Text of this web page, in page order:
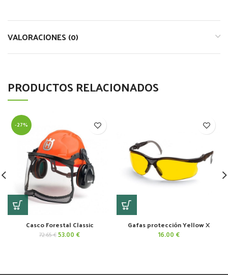
VALORACIONES (0)
PRODUCTOS RELACIONADOS
-27%
Casco Forestal Classic
72.65€El
53.00 €El
Gafas protección Yellow X
16.00 €